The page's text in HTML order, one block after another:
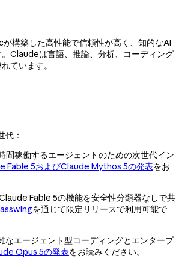
構築した高性能で信頼性が高く、知的なAI
Claudeは言語、推論、分析、コーディング
ています。
代：
間稼働するエージェントのための次世代イン
Fable 5およびClaude Mythos 5の発表をお
Fable 5の機能を安全性分類器なしで共
を通じて限定リリースで利用可能で
なエージェント型コーディングとエンタープ
Opus 5の発表をお読みください。